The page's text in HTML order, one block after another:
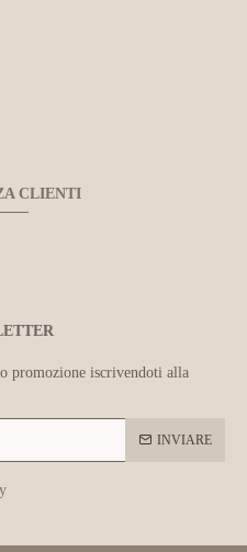
CLIENTI
promozione iscrivendoti alla
INVIARE